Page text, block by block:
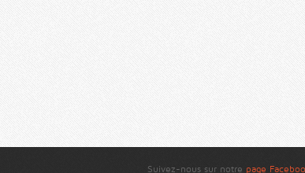
Suivez-nous sur notre page